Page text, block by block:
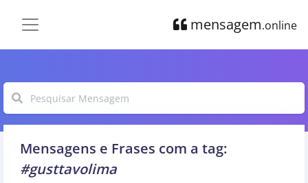
mensagem.online
Mensagens e Frases com a tag:
#gusttavolima